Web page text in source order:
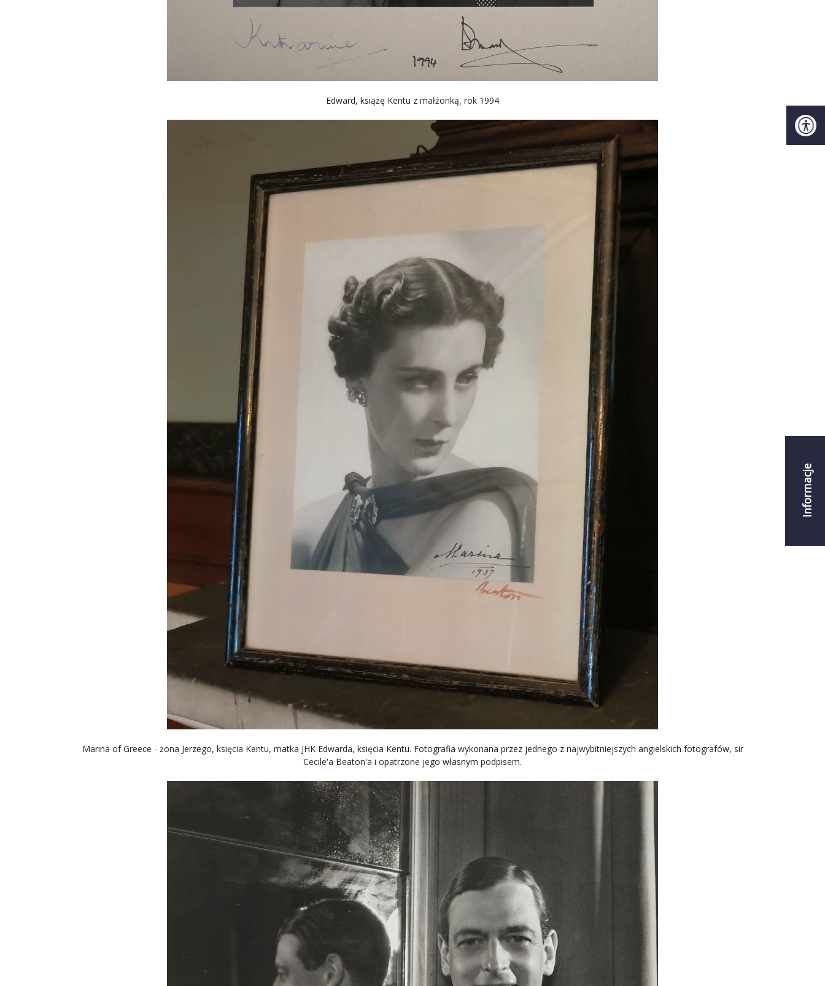
Informacje
Edward, książę Kentu z małżonką, rok 1994
Marina of Greece - żona Jerzego, księcia Kentu, matka JHK Edwarda, księcia Kentu. Fotografia wykonana przez jednego z najwybitniejszych angielskich fotografów, sir
Cecile'a Beaton'a i opatrzone jego własnym podpisem.